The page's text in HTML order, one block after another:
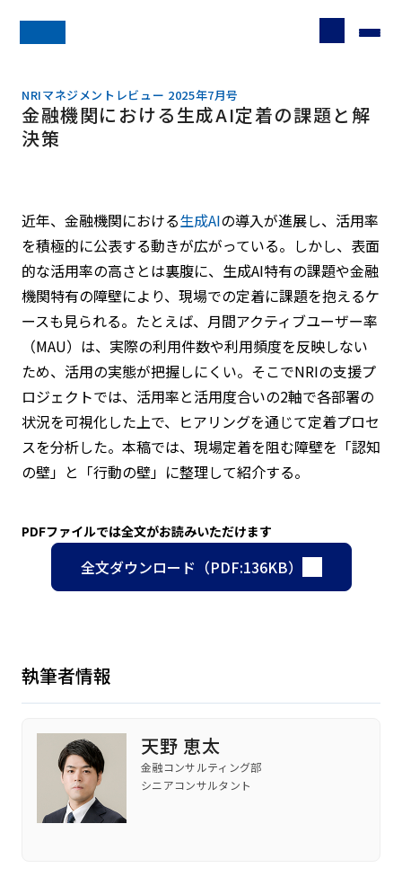
NRIマネジメントレビュー 2025年7月号
金融機関における生成AI定着の課題と解
決策
近年、金融機関における生成AIの導入が進展し、活用率
を積極的に公表する動きが広がっている。しかし、表面
的な活用率の高さとは裏腹に、生成AI特有の課題や金融
機関特有の障壁により、現場での定着に課題を抱えるケ
ースも見られる。たとえば、月間アクティブユーザー率
（MAU）は、実際の利用件数や利用頻度を反映しない
ため、活用の実態が把握しにくい。そこでNRIの支援プ
ロジェクトでは、活用率と活用度合いの2軸で各部署の
状況を可視化した上で、ヒアリングを通じて定着プロセ
スを分析した。本稿では、現場定着を阻む障壁を「認知
の壁」と「行動の壁」に整理して紹介する。
PDFファイルでは全文がお読みいただけます
全文ダウンロード（PDF:136KB）
執筆者情報
天野 恵太
金融コンサルティング部
シニアコンサルタント